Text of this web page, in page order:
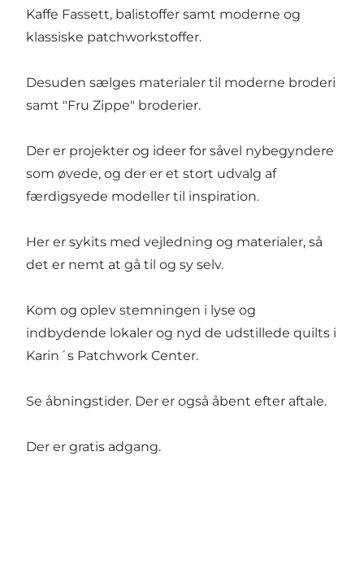
Kaffe Fassett, balistoffer samt moderne og
klassiske patchworkstoffer.
Desuden sælges materialer til moderne broderi
samt "Fru Zippe" broderier.
Der er projekter og ideer for såvel nybegyndere
som øvede, og der er et stort udvalg af
færdigsyede modeller til inspiration.
Her er sykits med vejledning og materialer, så
det er nemt at gå til og sy selv.
Kom og oplev stemningen i lyse og
indbydende lokaler og nyd de udstillede quilts i
Karin´s Patchwork Center.
Se åbningstider. Der er også åbent efter aftale.
Der er gratis adgang.